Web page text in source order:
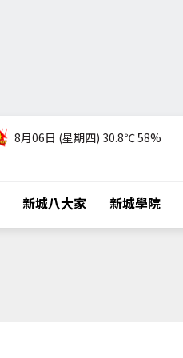
8月06日 (星期四) 30.8℃58%
新城八大家 新城學院